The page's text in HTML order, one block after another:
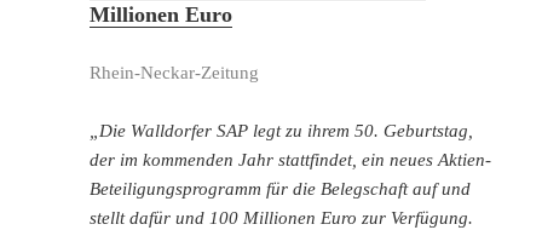
Millionen Euro
Rhein-Neckar-Zeitung
„Die Walldorfer SAP legt zu ihrem 50. Geburtstag,
der im kommenden Jahr stattfindet, ein neues Aktien-
Beteiligungsprogramm für die Belegschaft auf und
stellt dafür und 100 Millionen Euro zur Verfügung.